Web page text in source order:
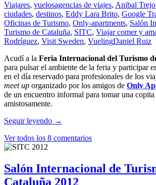
crucero
más
grande
del
Mediterráneo
Viajares, vuelosagencias de viajes, Anibal Trejo
ciudades, destinos, Eddy Lara Brito, Google
Oficinas de Turismo, Only-apartments, Salón
Turismo de Cataluña, SITC, Viajar comer y
Rodríguez, Visit Sweden, VuelingDaniel Ruiz
Acudí a la Feria Internacional del Turismo
para pulsar el ambiente de la feria y participar
en el día reservado para profesionales de los
meet up organizado por los amigos de Only
de un encuentro informal para tomar una
amistosamente.
Seguir leyendo Así
mi
el
SITC
→
Ver todos los 8 comentarios
Salón Internacional de
Cataluña 2012